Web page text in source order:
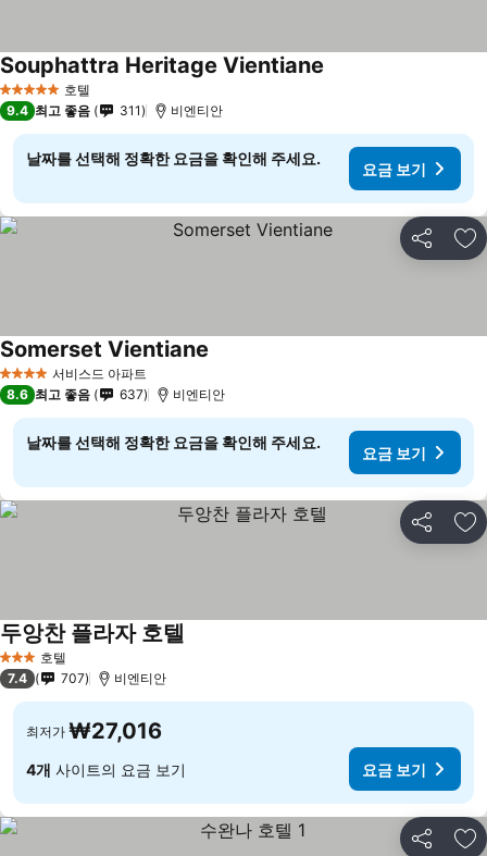
5 성급 호텔
Souphattra Heritage Vientiane
9.4 최고 좋음 311 비엔티안
날짜를 선택해 정확한 요금을 확인해 주세요.
요금 보기
공유 즐
4 성급 서비스드 아파트
Somerset Vientiane
8.6 최고 좋음 637 비엔티안
날짜를 선택해 정확한 요금을 확인해 주세요.
요금 보기
공유 즐
3 성급 호텔
두앙찬 플라자 호텔
7.4 707 비엔티안
최저가 ₩27,016
4개 사이트의 요금 보기 요금 보기
공유 즐